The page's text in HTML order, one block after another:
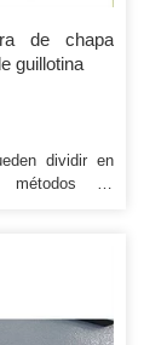
de chapa
guillotina
dividir en
de